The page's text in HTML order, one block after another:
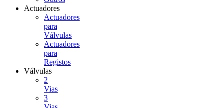
Actuadores
Actuadores
para
Válvulas
Actuadores
para
Registos
Válvulas
2
Vias
3